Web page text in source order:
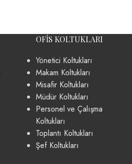
OFIS KOLTUKLARI
Yönetici Koltukları
Makam Koltukları
Misafir Koltukları
Müdür Koltukları
Personel ve Çalışma
Koltukları
Toplantı Koltukları
Şef Koltukları